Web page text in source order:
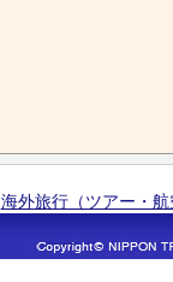
海外旅行（ツアー・航